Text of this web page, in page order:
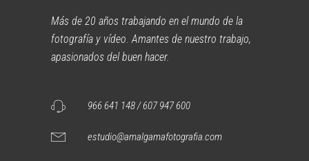
Más de 20 años trabajando en el mundo de la
fotografía y vídeo. Amantes de nuestro trabajo,
apasionados del buen hacer.
966 641 148 / 607 947 600
estudio@amalgamafotografia.com